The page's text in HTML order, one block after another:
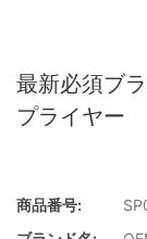
最新必須ブ
プライヤー
商品番号: